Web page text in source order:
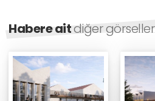
Habere aitdiğer görseller